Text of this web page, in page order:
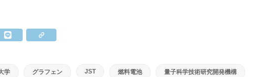
学 グラフェン JST 燃料電池 量子科学技術研究開発機構